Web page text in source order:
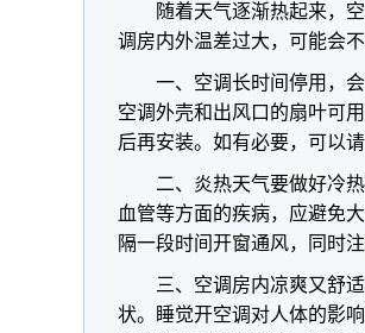
随着天气逐渐热起来，
调房内外温差过大，可能会
一、空调长时间停用，
空调外壳和出风口的扇叶可
后再安装。如有必要，可以
二、炎热天气要做好冷
血管等方面的疾病，应避免
隔一段时间开窗通风，同时
三、空调房内凉爽又舒
状。睡觉开空调对人体的影